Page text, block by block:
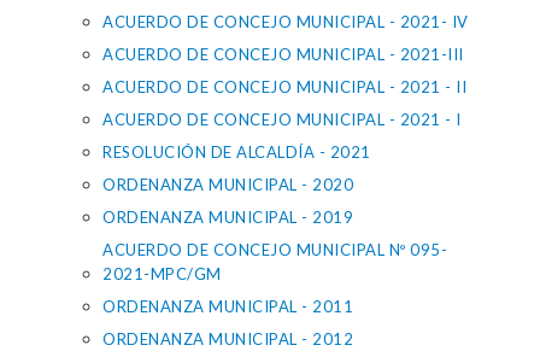
ACUERDO DE CONCEJO MUNICIPAL - 2021- IV
ACUERDO DE CONCEJO MUNICIPAL - 2021-III
ACUERDO DE CONCEJO MUNICIPAL - 2021 - II
ACUERDO DE CONCEJO MUNICIPAL - 2021 - I
RESOLUCIÓN DE ALCALDÍA - 2021
ORDENANZA MUNICIPAL - 2020
ORDENANZA MUNICIPAL - 2019
ACUERDO DE CONCEJO MUNICIPAL Nº 095-
2021-MPC/GM
ORDENANZA MUNICIPAL - 2011
ORDENANZA MUNICIPAL - 2012